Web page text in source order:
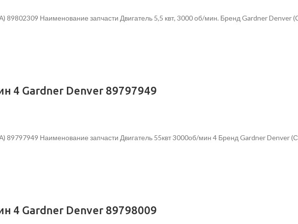
89802309 Наименование запчасти Двигатель 5,5 квт, 3000 об/мин. Бренд Gardner Denver
4 Gardner Denver 89797949
89797949 Наименование запчасти Двигатель 55квт 3000об/мин 4 Бренд Gardner Denver
4 Gardner Denver 89798009